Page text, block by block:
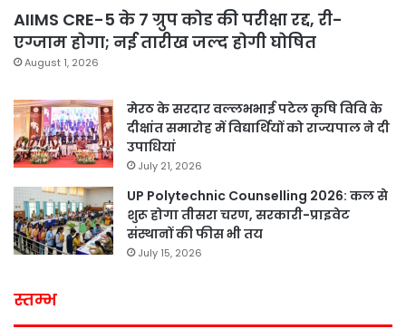
AIIMS CRE-5 के 7 ग्रुप कोड की परीक्षा रद्द, री-
एग्जाम होगा; नई तारीख जल्द होगी घोषित
August 1, 2026
मेरठ के सरदार वल्लभभाई पटेल कृषि विवि के
दीक्षांत समारोह में विद्यार्थियों को राज्यपाल ने दी
उपाधियां
July 21, 2026
UP Polytechnic Counselling 2026: कल से
शुरू होगा तीसरा चरण, सरकारी-प्राइवेट
संस्थानों की फीस भी तय
July 15, 2026
स्तम्भ